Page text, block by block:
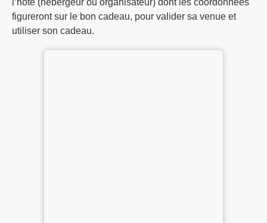
l’hôte (hébergeur ou organisateur) dont les coordonnées
figureront sur le bon cadeau, pour valider sa venue et
utiliser son cadeau.